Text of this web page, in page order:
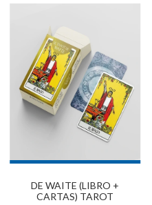
DE WAITE (LIBRO +
CARTAS) TAROT